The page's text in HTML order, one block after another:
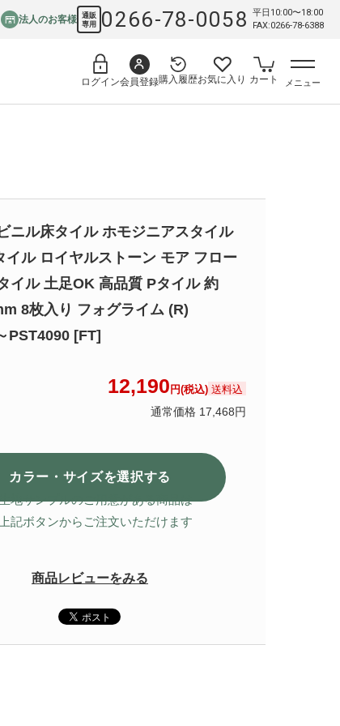
法人のお客様 通販
専用
0266-78-0058
平日10:00〜18:00
FAX:0266-78-6388
ログイン会員登録購入履歴お気に入り カート メニュー
ニル床タイル ホモジニアスタイル
イル ロイヤルストーン モア フロー
イル 土足OK 高品質 Pタイル 約
8枚入り フォグライム (R)
PST4090 [FT]
12,190 円(税込) 送料込
通常価格 17,468円
カラー・サイズを選択する
地サンプルのご用意がある商品は
記ボタンからご注文いただけます
商品レビューをみる